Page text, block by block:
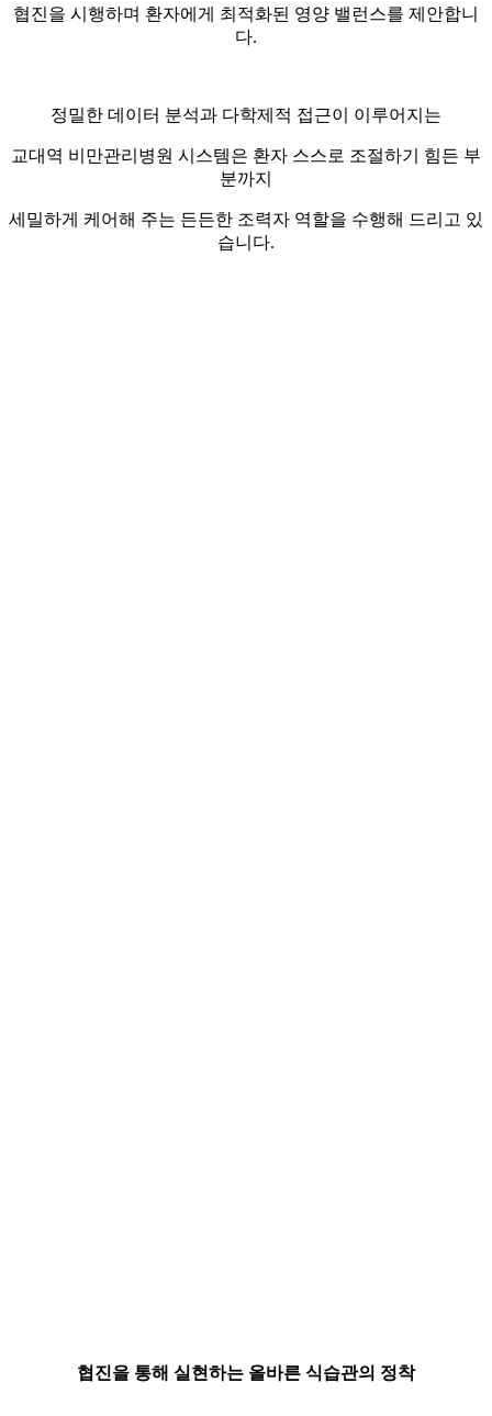
협진을 시행하며 환자에게 최적화된 영양 밸런스를 제안합니
다.
정밀한 데이터 분석과 다학제적 접근이 이루어지는
교대역 비만관리병원 시스템은 환자 스스로 조절하기 힘든 부
분까지
세밀하게 케어해 주는 든든한 조력자 역할을 수행해 드리고 있
습니다.
협진을 통해 실현하는 올바른 식습관의 정착